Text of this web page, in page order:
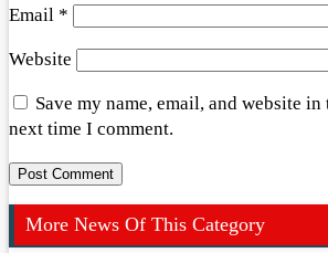
Email *
Website
Save my name, email, and website
next time I comment.
More News Of This Category